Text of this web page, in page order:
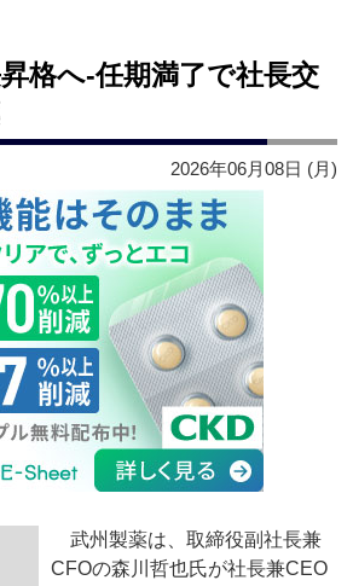
格へ‐任期満了で社長交
2026年06月08日 (月)
武州製薬は、取締役副社長兼
CFOの森川哲也氏が社長兼CEO